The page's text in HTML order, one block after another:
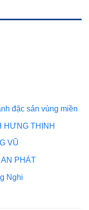
đặc sản vùng miền
HƯNG THỊNH
VŨ
PHÁT
Nghi